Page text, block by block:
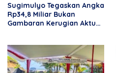
Sugimulyo Tegaskan Angka
Rp34,8 Miliar Bukan
Gambaran Kerugian Aktual